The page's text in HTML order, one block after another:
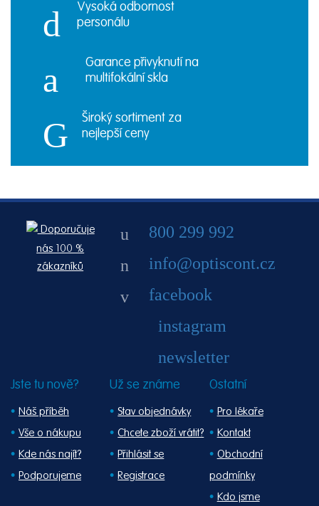
Vysoká odbornost
personálu
Garance přivyknutí na
multifokální skla
Široký sortiment za
nejlepší ceny
Doporučuje
nás 100 %
zákazníků
800 299 992
info@optiscont.cz
facebook
instagram
newsletter
Jste tu nově?
Náš příběh
Vše o nákupu
Kde nás najít?
Podporujeme
Už se známe
Stav objednávky
Chcete zboží vrátit?
Přihlásit se
Registrace
Ostatní
Pro lékaře
Kontakt
Obchodní
podmínky
Kdo jsme